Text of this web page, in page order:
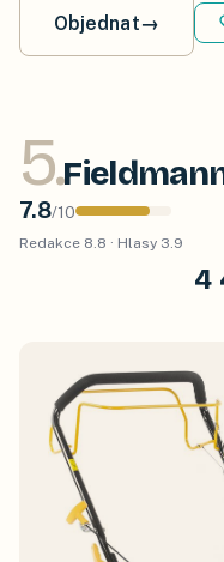
Objednat→
5.
7.8/10
Redakce 8.8 · Hlasy 3.9
4